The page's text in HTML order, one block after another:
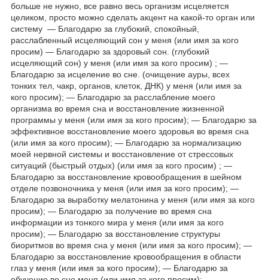
больше не нужно, все равно весь организм исцеляется
целиком, просто можно сделать акцент на какой-то орган или
систему — Благодарю за глубокий, спокойный,
расслабленный исцеляющий сон у меня (или имя за кого
просим) — Благодарю за здоровый сон. (глубокий
исцеляющий сон) у меня (или имя за кого просим) ; —
Благодарю за исцеление во сне. (очищение ауры, всех
тонких тел, чакр, органов, клеток, ДНК) у меня (или имя за
кого просим); — Благодарю за расслабление моего
организма во время сна и восстановление жизненной
программы у меня (или имя за кого просим); — Благодарю за
эффективное восстановление моего здоровья во время сна
(или имя за кого просим); — Благодарю за нормализацию
моей нервной системы и восстановление от стрессовых
ситуаций (быстрый отдых) (или имя за кого просим) ; —
Благодарю за восстановление кровообращения в шейном
отделе позвоночника у меня (или имя за кого просим); —
Благодарю за выработку мелатонина у меня (или имя за кого
просим); — Благодарю за получение во время сна
информации из тонкого мира у меня (или имя за кого
просим); — Благодарю за восстановление структуры
биоритмов во время сна у меня (или имя за кого просим); —
Благодарю за восстановление кровообращения в области
глаз у меня (или имя за кого просим); — Благодарю за